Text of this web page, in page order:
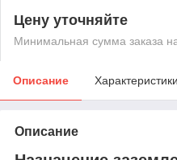
Цену уточняйте
Минимальная сумма заказа
Описание Характеристики
Описание